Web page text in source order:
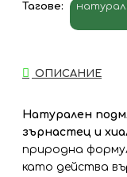
Тагове:
ОПИСАНИЕ
Натурален
зърнастец и
природна
като действа